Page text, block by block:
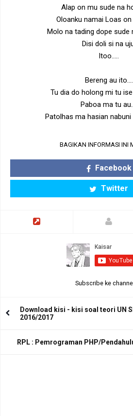
Alap on mu sude na
Oloanku namai Loas
Molo na tading dope sude
Disi doli si na
Itoo…..
Bereng au ito….
Tu dia do holong mi tu
Paboa ma tu
Patolhas ma hasian
BAGIKAN INFORMASI INI
Facebook
Twitter
Subscribe ke
Download kisi - kisi soal teori UN
2016/2017
RPL : Pemrograman PHP/